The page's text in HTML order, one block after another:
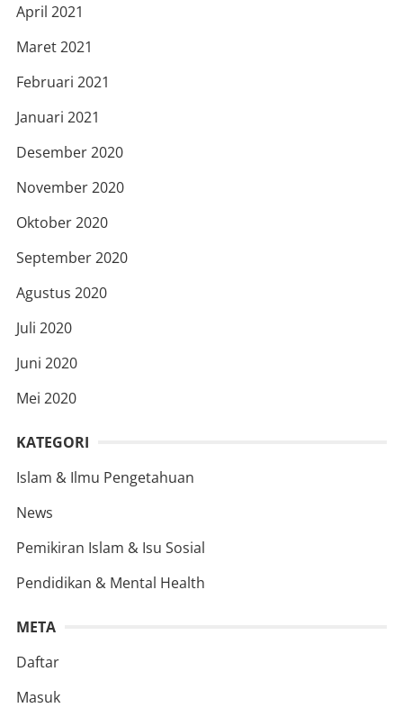
April 2021
Maret 2021
Februari 2021
Januari 2021
Desember 2020
November 2020
Oktober 2020
September 2020
Agustus 2020
Juli 2020
Juni 2020
Mei 2020
KATEGORI
Islam & Ilmu Pengetahuan
News
Pemikiran Islam & Isu Sosial
Pendidikan & Mental Health
META
Daftar
Masuk